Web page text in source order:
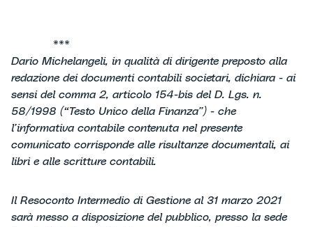
***
Dario Michelangeli, in qualità di dirigente preposto alla
redazione dei documenti contabili societari, dichiara - ai
sensi del comma 2, articolo 154-bis del D. Lgs. n.
58/1998 (“Testo Unico della Finanza”) - che
l’informativa contabile contenuta nel presente
comunicato corrisponde alle risultanze documentali, ai
libri e alle scritture contabili.
Il Resoconto Intermedio di Gestione al 31 marzo 2021
sarà messo a disposizione del pubblico, presso la sede